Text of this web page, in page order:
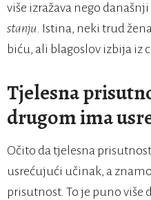
više izražava nego današnji
stanju. Istina, neki trud
biću, ali blagoslov izbija iz
Tjelesna
drugom ima
Očito da tjelesna
usrećujući učinak, a
prisutnost. To je puno